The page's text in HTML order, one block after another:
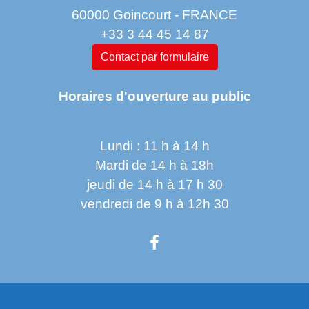
60000 Goincourt - FRANCE
+33 3 44 45 14 87
Contact par formulaire
Horaires d'ouverture au public
Lundi : 11 h à 14 h
Mardi de 14 h à 18h
jeudi de 14 h à 17 h 30
vendredi de 9 h à 12h 30